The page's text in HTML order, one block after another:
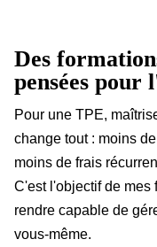
Des
pensées pour
Pour une TPE,
change tout : moins
moins de frais
C'est l'objectif de mes
rendre capable de
vous-même.